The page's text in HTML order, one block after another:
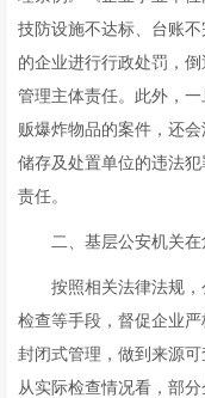
技防设施不达标、台账
的企业进行行政处罚，
管理主体责任。此外，
贩爆炸物品的案件，还
储存及处置单位的违法
责任。
二、基层公安机关
按照相关法律法规
检查等手段，督促企业
封闭式管理，做到来源
从实际检查情况看，部分